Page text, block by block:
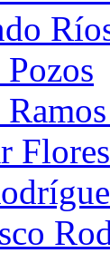
Flores